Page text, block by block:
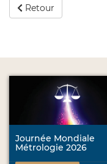
Retour
Journée Mondiale
Métrologie 2026